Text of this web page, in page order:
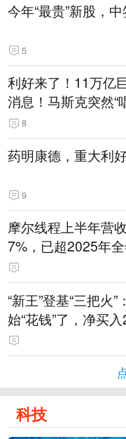
今年“最贵”新股，
5
利好来了！11万亿
消息！马斯克突然“
8
药明康德，重大利
9
摩尔线程上半年营
7%，已超2025年
“新王”登基“三把火
始“花钱”了，净买
科技